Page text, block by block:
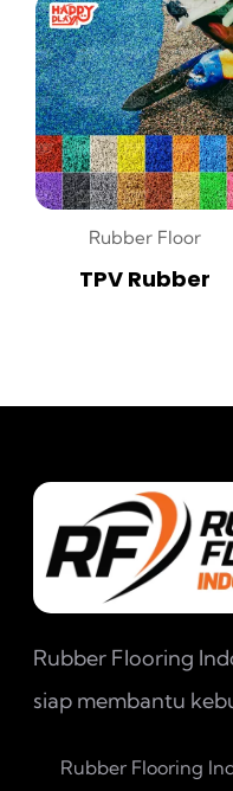
Rubber Floor
TPV Rubber
Rubber Flooring
siap membantu
Rubber Flooring